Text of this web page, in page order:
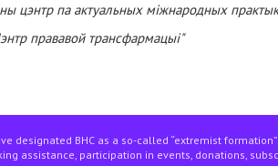
цэнтр па актуальных міжнародных
прававой трансфармацыі"
designated BHC as a so-called “extremist
assistance, participation in events, donations,